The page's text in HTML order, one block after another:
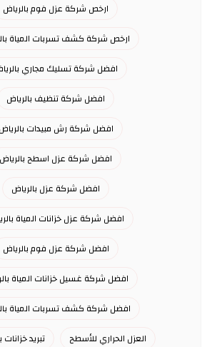
ارخص شركة عزل فوم بالرياض
ارخص شركة كشف تسربات المياة
افضل شركة تسليك مجاري
افضل شركة تنظيف بالرياض
افضل شركة رش مبيدات بالرياض
افضل شركة عزل اسطح بالرياض
افضل شركة عزل بالرياض
افضل شركة عزل خزانات المياة
افضل شركة عزل فوم بالرياض
افضل شركة غسيل خزانات المياة
افضل شركة كشف تسربات المياة
العزل الحراري للأسطح
تبريد خزانات